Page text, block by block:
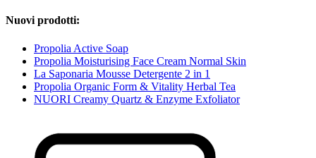
Nuovi prodotti:
Propolia Active Soap
Propolia Moisturising Face Cream Normal Skin
La Saponaria Mousse Detergente 2 in 1
Propolia Organic Form & Vitality Herbal Tea
NUORI Creamy Quartz & Enzyme Exfoliator